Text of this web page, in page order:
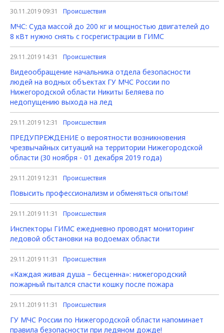
30.11.2019 09:31 Происшествия
МЧС: Суда массой до 200 кг и мощностью двигателей до
8 кВт нужно снять с госрегистрации в ГИМС
29.11.2019 14:31 Происшествия
Видеообращение начальника отдела безопасности
людей на водных объектах ГУ МЧС России по
Нижегородской области Никиты Беляева по
недопущению выхода на лед
29.11.2019 12:31 Происшествия
ПРЕДУПРЕЖДЕНИЕ о вероятности возникновения
чрезвычайных ситуаций на территории Нижегородской
области (30 ноября - 01 декабря 2019 года)
29.11.2019 12:31 Происшествия
Повысить профессионализм и обменяться опытом!
29.11.2019 11:31 Происшествия
Инспекторы ГИМС ежедневно проводят мониторинг
ледовой обстановки на водоемах области
29.11.2019 11:31 Происшествия
«Каждая живая душа – бесценна»: нижегородский
пожарный пытался спасти кошку после пожара
29.11.2019 11:31 Происшествия
ГУ МЧС России по Нижегородской области напоминает
правила безопасности при ледяном дожде!